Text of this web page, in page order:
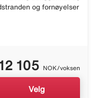
og fornøyelser
105 NOK/voksen
Velg